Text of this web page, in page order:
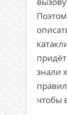
знали
чтобы